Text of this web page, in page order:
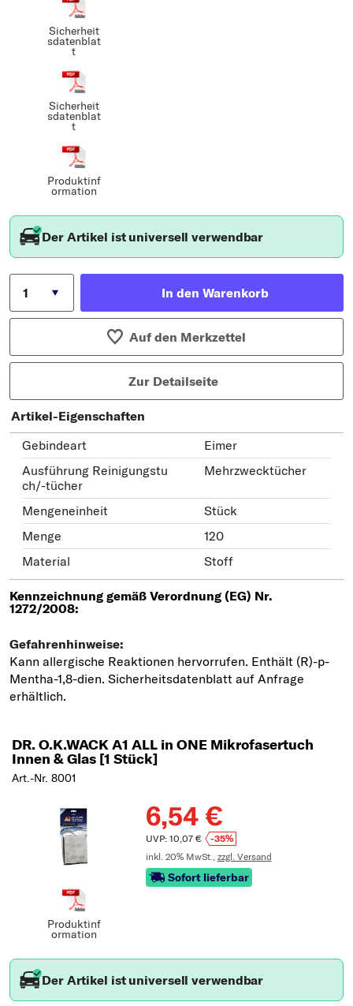
Sicherheit
sdatenblat
t
Sicherheit
sdatenblat
t
Produktinf
ormation
Der Artikel ist universell verwendbar
In den Warenkorb
Auf den Merkzettel
Zur Detailseite
Artikel-Eigenschaften
Gebindeart
Eimer
Ausführung Reinigungstu
ch/-tücher
Mehrzwecktücher
Mengeneinheit
Stück
Menge
120
Material
Stoff
DR. O.K.WACK A1 ALL in ONE Mikrofasertuch
Innen & Glas [1 Stück]
Art.-Nr. 8001
Produktinf
ormation
6,54 €
UVP: 10,07 €
-35%
inkl. 20% MwSt., zzgl. Versand
Sofort lieferbar
Der Artikel ist universell verwendbar